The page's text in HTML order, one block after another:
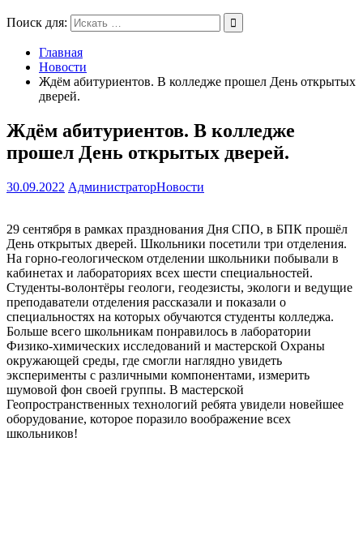
Поиск для:
Главная
Новости
Ждём абитуриентов. В колледже прошел День открытых
дверей.
Ждём абитуриентов. В колледже
прошел День открытых дверей.
30.09.2022 АдминистраторНовости
29 сентября в рамках празднования Дня СПО, в БПК прошёл
День открытых дверей. Школьники посетили три отделения.
На горно-геологическом отделении школьники побывали в
кабинетах и лабораториях всех шести специальностей.
Студенты-волонтёры геологи, геодезисты, экологи и ведущие
преподаватели отделения рассказали и показали о
специальностях на которых обучаются студенты колледжа.
Больше всего школьникам понравилось в лаборатории
Физико-химических исследований и мастерской Охраны
окружающей среды, где смогли наглядно увидеть
эксперименты с различными компонентами, измерить
шумовой фон своей группы. В мастерской
Геопространственных технологий ребята увидели новейшее
оборудование, которое поразило воображение всех
школьников!